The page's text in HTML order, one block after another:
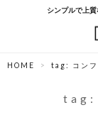
シンプルで上
HOME tag: コンフ
tag: